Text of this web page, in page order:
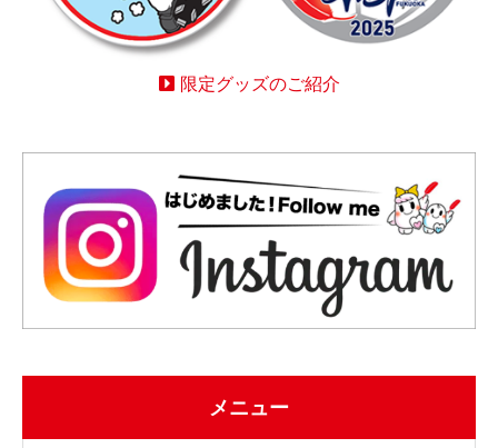
限定グッズのご紹介
メニュー